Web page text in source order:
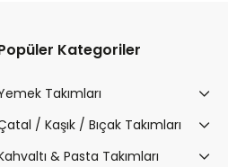
Kategoriler
Takımları
/ Kaşık / Bıçak Takımları
& Pasta Takımları